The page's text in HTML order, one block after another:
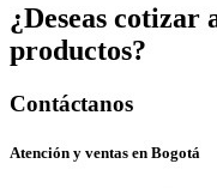
¿Deseas cotizar
productos?
Contáctanos
Atención y ventas en Bogotá